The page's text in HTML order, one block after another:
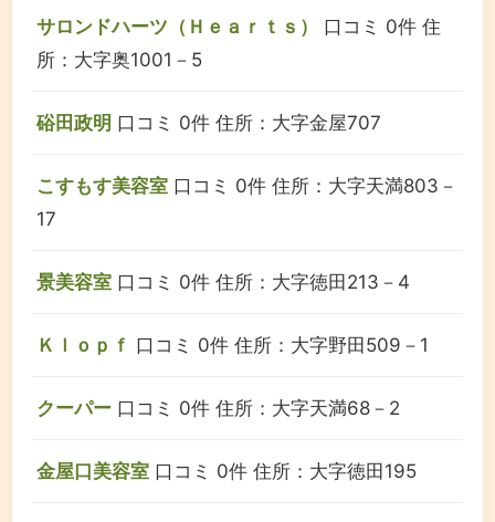
サロンドハーツ（Ｈｅａｒｔｓ） 口コミ 0件 住
所：大字奥1001－5
硲田政明 口コミ 0件 住所：大字金屋707
こすもす美容室 口コミ 0件 住所：大字天満803－
17
景美容室 口コミ 0件 住所：大字徳田213－4
Ｋｌｏｐｆ 口コミ 0件 住所：大字野田509－1
クーパー 口コミ 0件 住所：大字天満68－2
金屋口美容室 口コミ 0件 住所：大字徳田195